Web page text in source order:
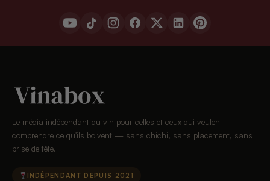
Le média indépendant du vin pour celles et ceux qui veulent
comprendre ce qu'ils boivent — sans chichi, sans placement, sans
prise de tête.
INDÉPENDANT DEPUIS 2021